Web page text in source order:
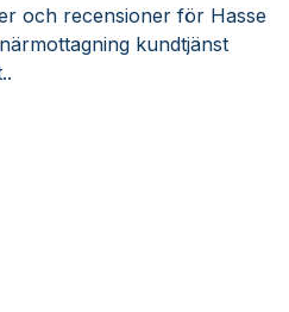
och recensioner för Hasse
kundtjänst